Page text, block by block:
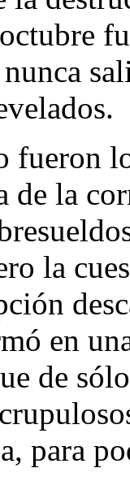
fueron
de la
la
en
de
para